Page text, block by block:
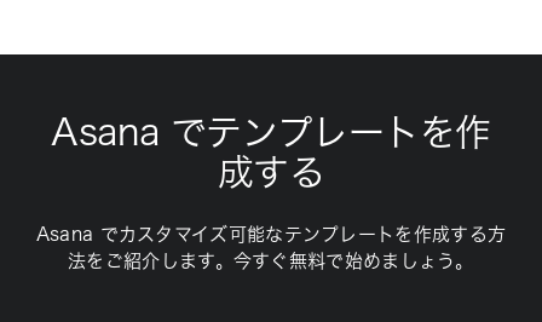
Asana でテンプレートを作
成する
Asana でカスタマイズ可能なテンプレートを作成する方
法をご紹介します。今すぐ無料で始めましょう。